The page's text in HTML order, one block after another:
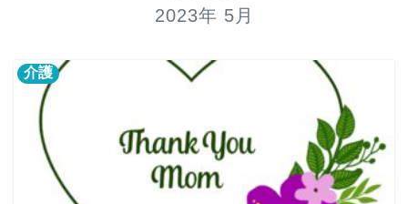
2023年 5月
介護